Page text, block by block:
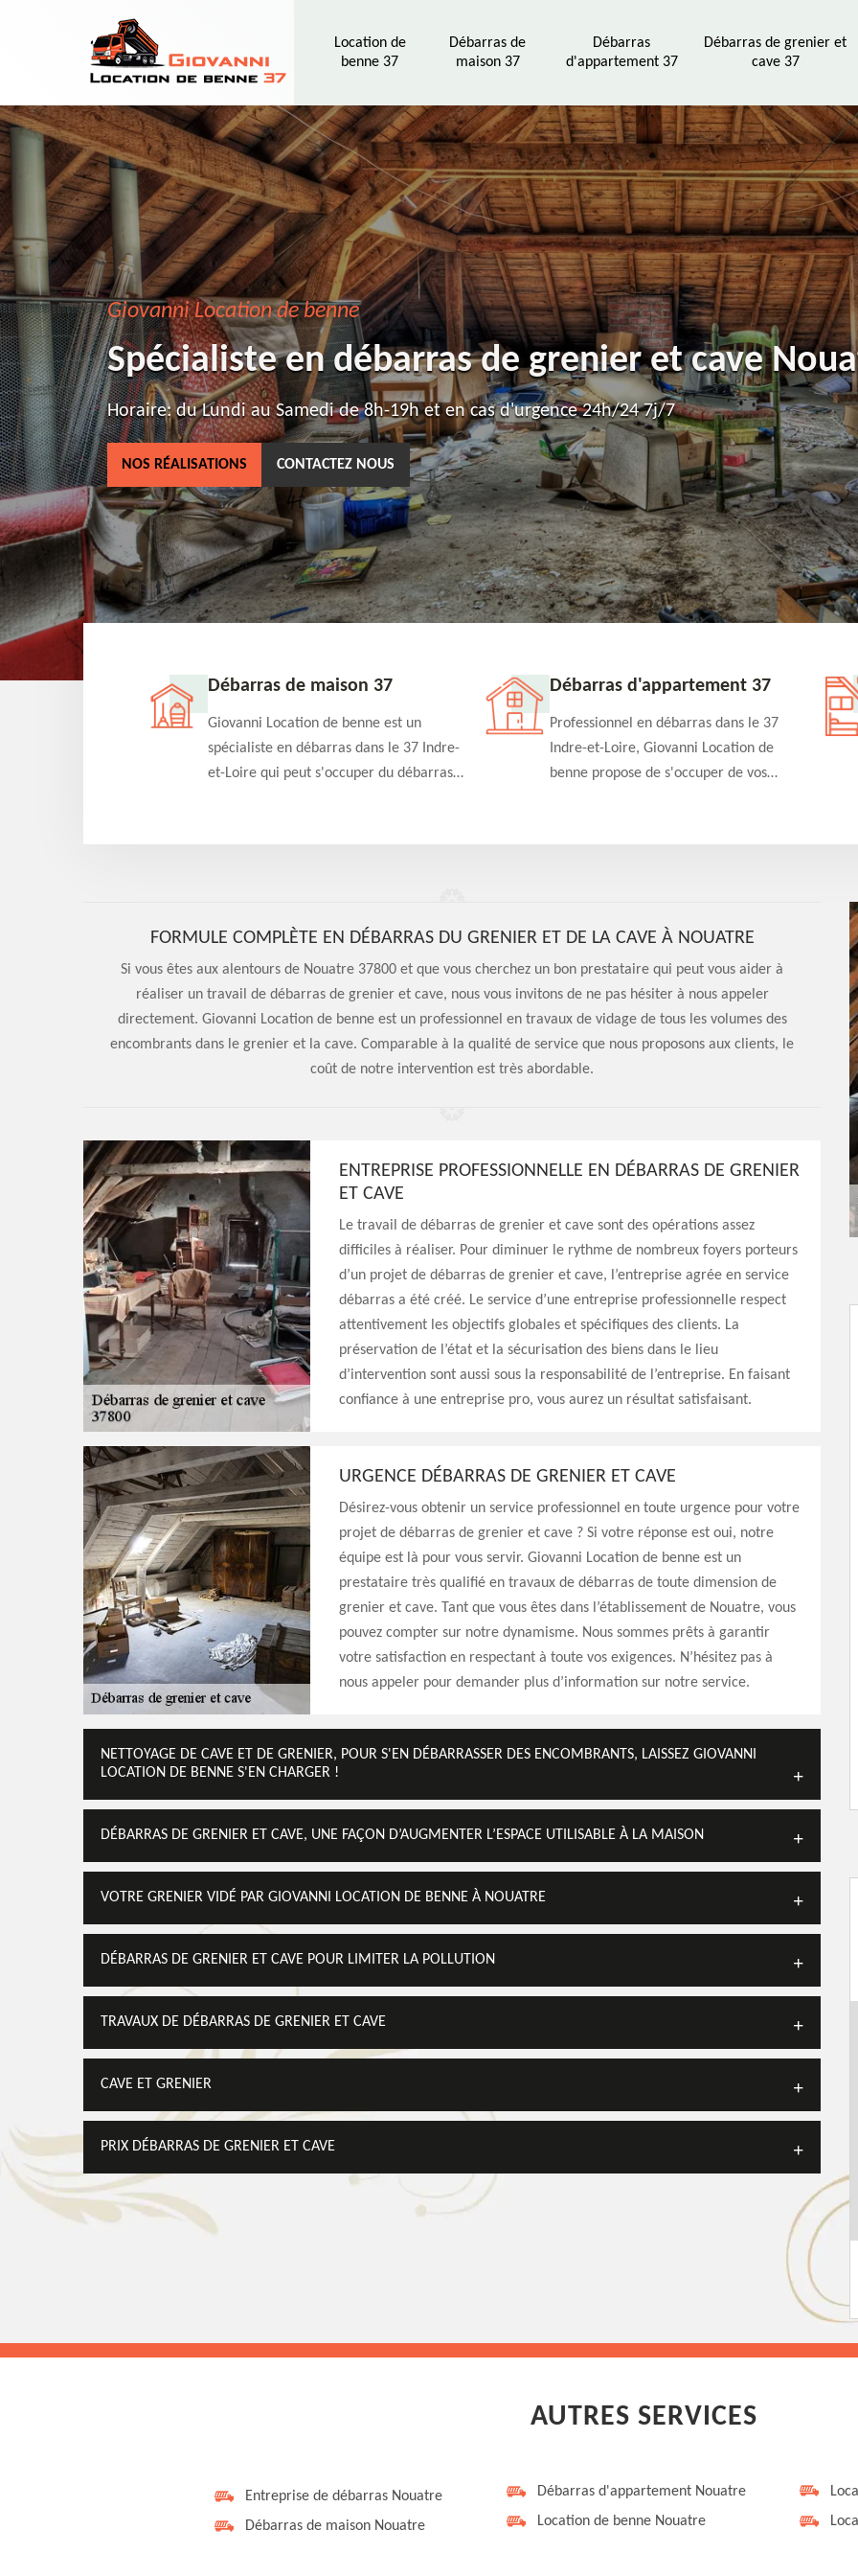
Location de
benne 37
Débarras de
maison 37
Débarras
d'appartement 37
Débarras de grenier et
cave 37
Giovanni Location de benne
Spécialiste en débarras de grenier et cave
Horaire: du Lundi au Samedi de 8h-19h et en cas d'urgence 24h/24 7j/7
NOS RÉALISATIONS CONTACTEZ NOUS
37 Débarras de maison 37
Giovanni Location de benne est un
spécialiste en débarras dans le 37 Indre-
et-Loire qui peut s'occuper du débarras
et efficace
Débarras d'appartement 37
Professionnel en débarras dans le 37
Indre-et-Loire, Giovanni Location de
benne propose de s'occuper de vos
qualité en toute circonstance
FORMULE COMPLÈTE EN DÉBARRAS DU GRENIER ET DE LA CAVE À NOUATRE
Si vous êtes aux alentours de Nouatre 37800 et que vous cherchez un bon prestataire qui peut vous aider à
réaliser un travail de débarras de grenier et cave, nous vous invitons de ne pas hésiter à nous appeler
directement. Giovanni Location de benne est un professionnel en travaux de vidage de tous les volumes des
encombrants dans le grenier et la cave. Comparable à la qualité de service que nous proposons aux clients, le
coût de notre intervention est très abordable.
ENTREPRISE PROFESSIONNELLE EN DÉBARRAS DE GRENIER
ET CAVE
Le travail de débarras de grenier et cave sont des opérations assez
difficiles à réaliser. Pour diminuer le rythme de nombreux foyers porteurs
d’un projet de débarras de grenier et cave, l’entreprise agrée en service
débarras a été créé. Le service d’une entreprise professionnelle respect
attentivement les objectifs globales et spécifiques des clients. La
préservation de l’état et la sécurisation des biens dans le lieu
d’intervention sont aussi sous la responsabilité de l’entreprise. En faisant
confiance à une entreprise pro, vous aurez un résultat satisfaisant.
URGENCE DÉBARRAS DE GRENIER ET CAVE
Désirez-vous obtenir un service professionnel en toute urgence pour votre
projet de débarras de grenier et cave ? Si votre réponse est oui, notre
équipe est là pour vous servir. Giovanni Location de benne est un
prestataire très qualifié en travaux de débarras de toute dimension de
grenier et cave. Tant que vous êtes dans l’établissement de Nouatre, vous
pouvez compter sur notre dynamisme. Nous sommes prêts à garantir
votre satisfaction en respectant à toute vos exigences. N’hésitez pas à
nous appeler pour demander plus d’information sur notre service.
NETTOYAGE DE CAVE ET DE GRENIER, POUR S'EN DÉBARRASSER DES ENCOMBRANTS, LAISSEZ GIOVANNI
LOCATION DE BENNE S'EN CHARGER !
DÉBARRAS DE GRENIER ET CAVE, UNE FAÇON D’AUGMENTER L’ESPACE UTILISABLE À LA MAISON
VOTRE GRENIER VIDÉ PAR GIOVANNI LOCATION DE BENNE À NOUATRE
DÉBARRAS DE GRENIER ET CAVE POUR LIMITER LA POLLUTION
TRAVAUX DE DÉBARRAS DE GRENIER ET CAVE
CAVE ET GRENIER
PRIX DÉBARRAS DE GRENIER ET CAVE
AUTRES SERVICES
Entreprise de débarras Nouatre
Débarras de maison Nouatre
Débarras d'appartement Nouatre
Location de benne Nouatre